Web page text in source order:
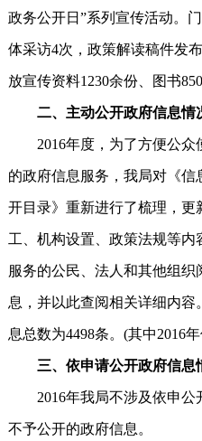
政务公开日”系列宣传活动。
体采访4次，政策解读稿件发
放宣传资料1230余份、图书
二、主动公开政府信息情
2016年度，为了方便公众
的政府信息服务，我局对《
开目录》重新进行了梳理，更
工、机构设置、政策法规等
服务的公民、法人和其他组
息，并以此查阅相关详细内容
息总数为4498条。(其中2016
三、依申请公开政府信息
2016年我局不涉及依申公
不予公开的政府信息。